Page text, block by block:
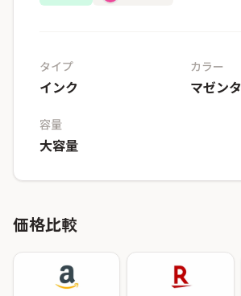
タイプ
インク
カラー
マゼンタ
容量
大容量
価格比較